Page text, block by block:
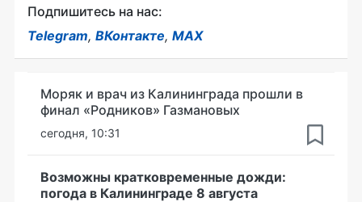
Подпишитесь на нас:
Telegram, ВКонтакте, MAX
Моряк и врач из Калининграда прошли в
финал «Родников» Газмановых
сегодня, 10:31
Возможны кратковременные дожди:
погода в Калининграде 8 августа